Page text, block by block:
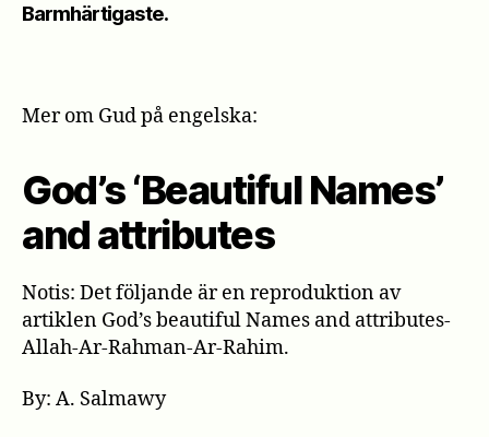
Barmhärtigaste.
Mer om Gud på engelska:
God’s ‘Beautiful Names’
and attributes
Notis: Det följande är en reproduktion av
artiklen God’s beautiful Names and attributes-
Allah-Ar-Rahman-Ar-Rahim.
By: A. Salmawy